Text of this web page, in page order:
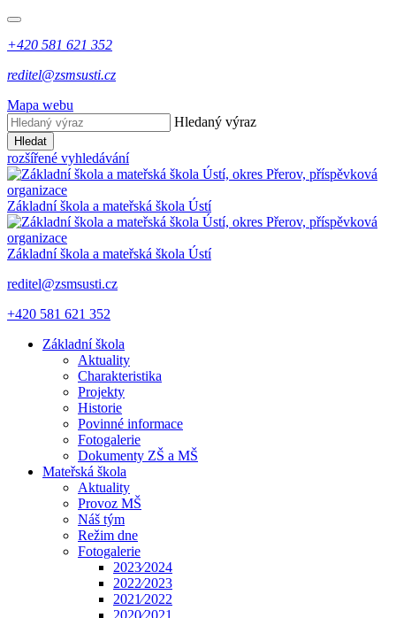
+420 581 621 352
reditel@zsmsusti.cz
Mapa webu
Hledaný výraz
Hledat
rozšířené vyhledávání
Základní škola a mateřská škola Ústí
Základní škola a mateřská škola Ústí
reditel@zsmsusti.cz
+420 581 621 352
Základní škola
Aktuality
Charakteristika
Projekty
Historie
Povinné informace
Fotogalerie
Dokumenty ZŠ a MŠ
Mateřská škola
Aktuality
Provoz MŠ
Náš tým
Režim dne
Fotogalerie
2023⁄2024
2022⁄2023
2021⁄2022
2020⁄2021